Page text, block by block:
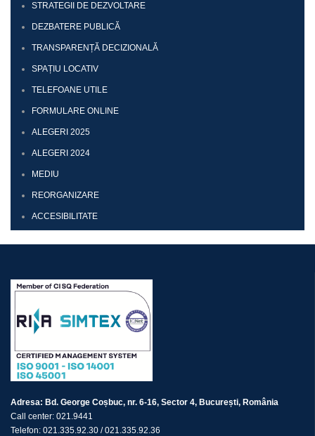
STRATEGII DE DEZVOLTARE
DEZBATERE PUBLICĂ
TRANSPARENȚĂ DECIZIONALĂ
SPAȚIU LOCATIV
TELEFOANE UTILE
FORMULARE ONLINE
ALEGERI 2025
ALEGERI 2024
MEDIU
REORGANIZARE
ACCESIBILITATE
Adresa: Bd. George Coșbuc, nr. 6-16, Sector 4, București, România
Call center: 021.9441
Telefon: 021.335.92.30 /021.335.92.36